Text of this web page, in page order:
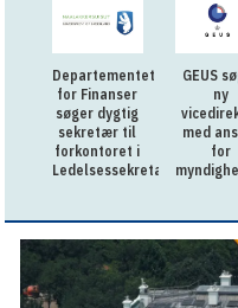
Departementet
for Finanser
søger dygtig
sekretær til
forkontoret i
Ledelsessekretariatet
GEUS
ny
med
for